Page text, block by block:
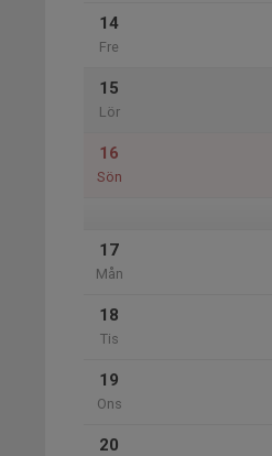
14
Fre
15
Lör
16
Sön
17
Mån
18
Tis
19
Ons
20